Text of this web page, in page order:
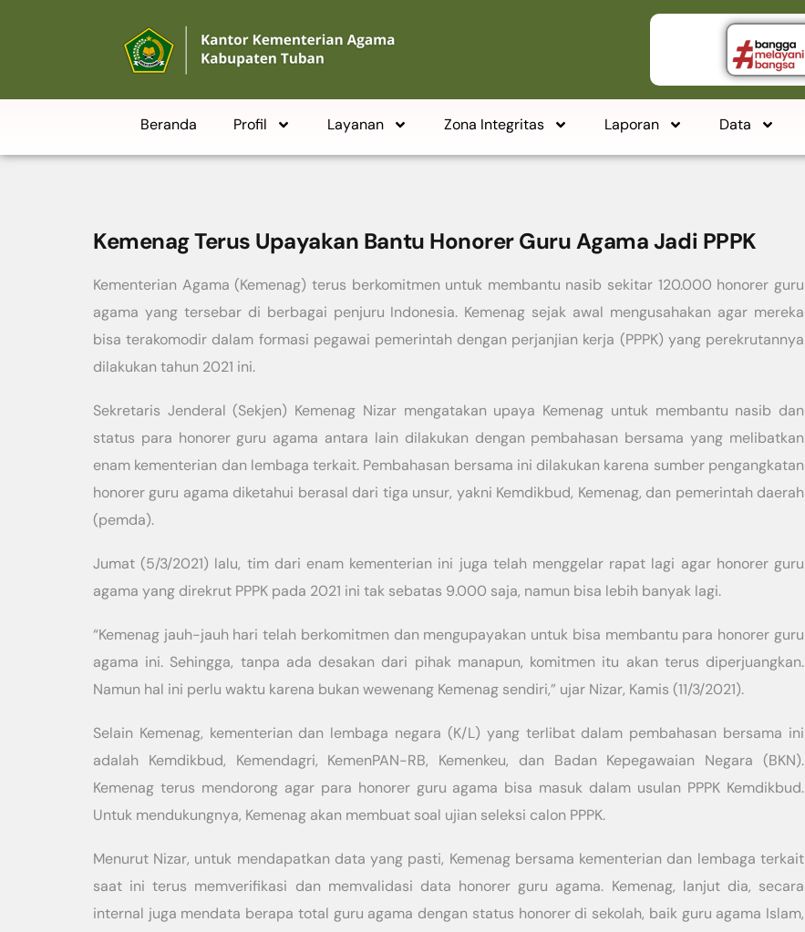
Beranda Profil Layanan Zona Integritas Laporan Data
Kemenag Terus Upayakan Bantu Honorer Guru Agama Jadi PPPK
Kementerian Agama (Kemenag) terus berkomitmen untuk membantu nasib sekitar 120.000 honorer guru
agama yang tersebar di berbagai penjuru Indonesia. Kemenag sejak awal mengusahakan agar mereka
bisa terakomodir dalam formasi pegawai pemerintah dengan perjanjian kerja (PPPK) yang perekrutannya
dilakukan tahun 2021 ini.
Sekretaris Jenderal (Sekjen) Kemenag Nizar mengatakan upaya Kemenag untuk membantu nasib dan
status para honorer guru agama antara lain dilakukan dengan pembahasan bersama yang melibatkan
enam kementerian dan lembaga terkait. Pembahasan bersama ini dilakukan karena sumber pengangkatan
honorer guru agama diketahui berasal dari tiga unsur, yakni Kemdikbud, Kemenag, dan pemerintah daerah
(pemda).
Jumat (5/3/2021) lalu, tim dari enam kementerian ini juga telah menggelar rapat lagi agar honorer guru
agama yang direkrut PPPK pada 2021 ini tak sebatas 9.000 saja, namun bisa lebih banyak lagi.
“Kemenag jauh-jauh hari telah berkomitmen dan mengupayakan untuk bisa membantu para honorer guru
agama ini. Sehingga, tanpa ada desakan dari pihak manapun, komitmen itu akan terus diperjuangkan.
Namun hal ini perlu waktu karena bukan wewenang Kemenag sendiri,” ujar Nizar, Kamis (11/3/2021).
Selain Kemenag, kementerian dan lembaga negara (K/L) yang terlibat dalam pembahasan bersama ini
adalah Kemdikbud, Kemendagri, KemenPAN-RB, Kemenkeu, dan Badan Kepegawaian Negara (BKN).
Kemenag terus mendorong agar para honorer guru agama bisa masuk dalam usulan PPPK Kemdikbud.
Untuk mendukungnya, Kemenag akan membuat soal ujian seleksi calon PPPK.
Menurut Nizar, untuk mendapatkan data yang pasti, Kemenag bersama kementerian dan lembaga terkait
saat ini terus memverifikasi dan memvalidasi data honorer guru agama. Kemenag, lanjut dia, secara
internal juga mendata berapa total guru agama dengan status honorer di sekolah, baik guru agama Islam,